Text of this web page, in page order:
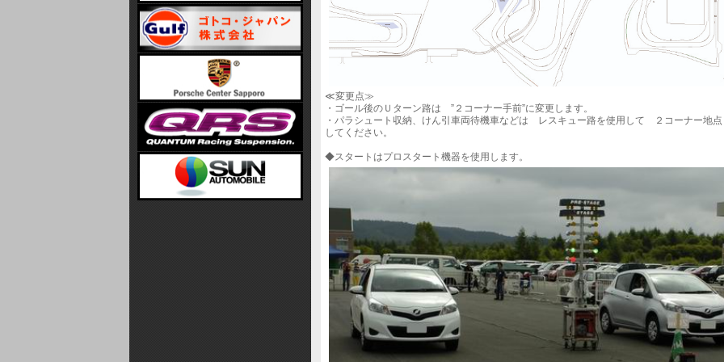
≪変更点≫
・ゴール後のＵターン路は ”２コーナー手前”に変更します。
・パラシュート収納、けん引車両待機車などは レスキュー路を使用して ２コーナー地
してください。
◆スタートはプロスタート機器を使用します。